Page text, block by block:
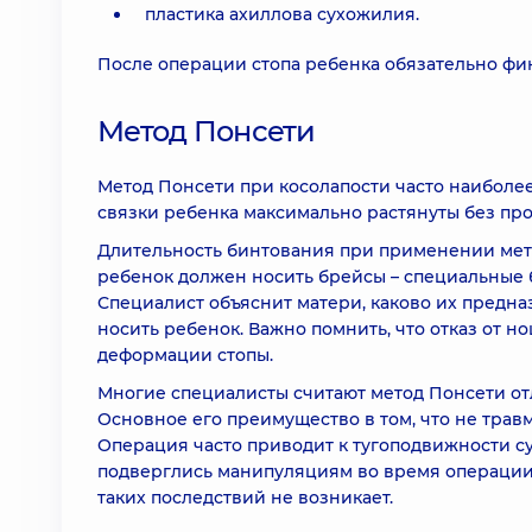
пластика ахиллова сухожилия.
После операции стопа ребенка обязательно
Метод Понсети
Метод Понсети при косолапости часто
связки ребенка максимально растянуты без
Длительность бинтования при применении
ребенок должен носить брейсы –
Специалист объяснит матери, каково их
носить ребенок. Важно помнить, что отказ от
деформации стопы.
Многие специалисты считают метод Понсети
Основное его преимущество в том, что не
Операция часто приводит к тугоподвижности
подверглись манипуляциям во время
таких последствий не возникает.